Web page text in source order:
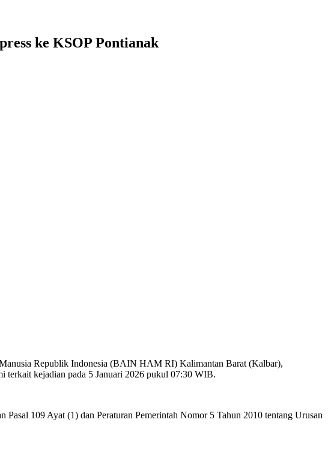
ke KSOP Pontianak
Republik Indonesia (BAIN HAM RI) Kalimantan Barat (Kalbar),
kejadian pada 5 Januari 2026 pukul 07:30 WIB.
109 Ayat (1) dan Peraturan Pemerintah Nomor 5 Tahun 2010 tentang Urusan